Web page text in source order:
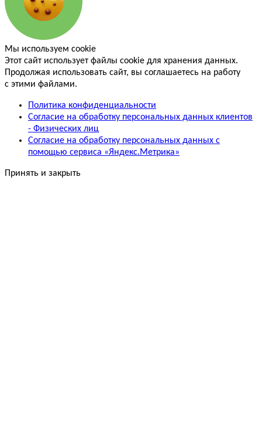
Мы используем cookie
Этот сайт использует файлы cookie для хранения данных.
Продолжая использовать сайт, вы соглашаетесь на работу
с этими файлами.
Политика конфиденциальности
Согласие на обработку персональных данных клиентов
- Физических лиц
Согласие на обработку персональных данных с
помощью сервиса «Яндекс.Метрика»
Принять и закрыть